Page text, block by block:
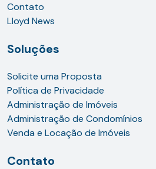
Contato
Lloyd News
Soluções
Solicite uma Proposta
Política de Privacidade
Administração de Imóveis
Administração de Condomínios
Venda e Locação de Imóveis
Contato